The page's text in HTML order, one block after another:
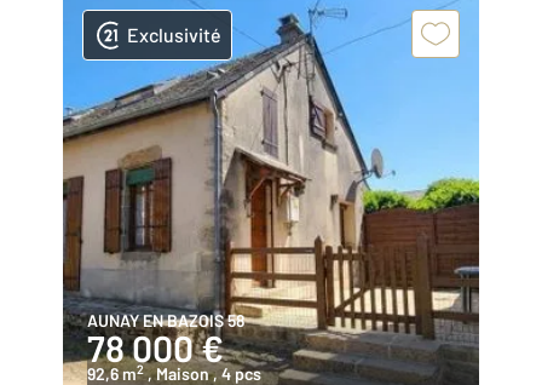
Exclusivité
AUNAY EN BAZOIS 58
78 000 €
92,6 m2 , Maison, 4 pcs